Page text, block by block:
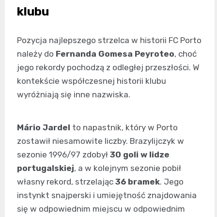
klubu
Pozycja najlepszego strzelca w historii FC Porto
należy do Fernanda Gomesa Peyroteo, choć
jego rekordy pochodzą z odległej przeszłości. W
kontekście współczesnej historii klubu
wyróżniają się inne nazwiska.
Mário Jardel to napastnik, który w Porto
zostawił niesamowite liczby. Brazylijczyk w
sezonie 1996/97 zdobył 30 goli w lidze
portugalskiej, a w kolejnym sezonie pobił
własny rekord, strzelając 36 bramek. Jego
instynkt snajperski i umiejętność znajdowania
się w odpowiednim miejscu w odpowiednim